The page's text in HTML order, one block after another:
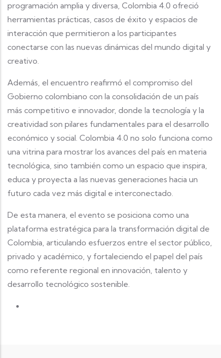
programación amplia y diversa, Colombia 4.0 ofreció
herramientas prácticas, casos de éxito y espacios de
interacción que permitieron a los participantes
conectarse con las nuevas dinámicas del mundo digital y
creativo.
Además, el encuentro reafirmó el compromiso del
Gobierno colombiano con la consolidación de un país
más competitivo e innovador, donde la tecnología y la
creatividad son pilares fundamentales para el desarrollo
económico y social. Colombia 4.0 no solo funciona como
una vitrina para mostrar los avances del país en materia
tecnológica, sino también como un espacio que inspira,
educa y proyecta a las nuevas generaciones hacia un
futuro cada vez más digital e interconectado.
De esta manera, el evento se posiciona como una
plataforma estratégica para la transformación digital de
Colombia, articulando esfuerzos entre el sector público,
privado y académico, y fortaleciendo el papel del país
como referente regional en innovación, talento y
desarrollo tecnológico sostenible.